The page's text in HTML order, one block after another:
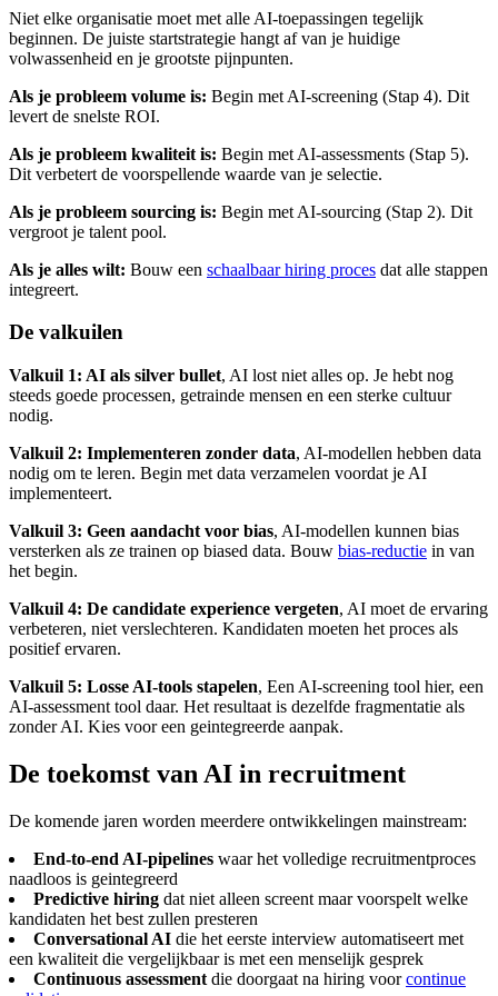
Niet elke organisatie moet met alle AI-toepassingen tegelijk
beginnen. De juiste startstrategie hangt af van je huidige
volwassenheid en je grootste pijnpunten.
Als je probleem volume is: Begin met AI-screening (Stap 4). Dit
levert de snelste ROI.
Als je probleem kwaliteit is: Begin met AI-assessments (Stap 5).
Dit verbetert de voorspellende waarde van je selectie.
Als je probleem sourcing is: Begin met AI-sourcing (Stap 2). Dit
vergroot je talent pool.
Als je alles wilt: Bouw een schaalbaar hiring proces dat alle stappen
integreert.
De valkuilen
Valkuil 1: AI als silver bullet, AI lost niet alles op. Je hebt nog
steeds goede processen, getrainde mensen en een sterke cultuur
nodig.
Valkuil 2: Implementeren zonder data, AI-modellen hebben data
nodig om te leren. Begin met data verzamelen voordat je AI
implementeert.
Valkuil 3: Geen aandacht voor bias, AI-modellen kunnen bias
versterken als ze trainen op biased data. Bouw bias-reductie in van
het begin.
Valkuil 4: De candidate experience vergeten, AI moet de ervaring
verbeteren, niet verslechteren. Kandidaten moeten het proces als
positief ervaren.
Valkuil 5: Losse AI-tools stapelen, Een AI-screening tool hier, een
AI-assessment tool daar. Het resultaat is dezelfde fragmentatie als
zonder AI. Kies voor een geintegreerde aanpak.
De toekomst van AI in recruitment
De komende jaren worden meerdere ontwikkelingen mainstream:
End-to-end AI-pipelines waar het volledige recruitmentproces
naadloos is geintegreerd
Predictive hiring dat niet alleen screent maar voorspelt welke
kandidaten het best zullen presteren
Conversational AI die het eerste interview automatiseert met
een kwaliteit die vergelijkbaar is met een menselijk gesprek
Continuous assessment die doorgaat na hiring voorcontinue